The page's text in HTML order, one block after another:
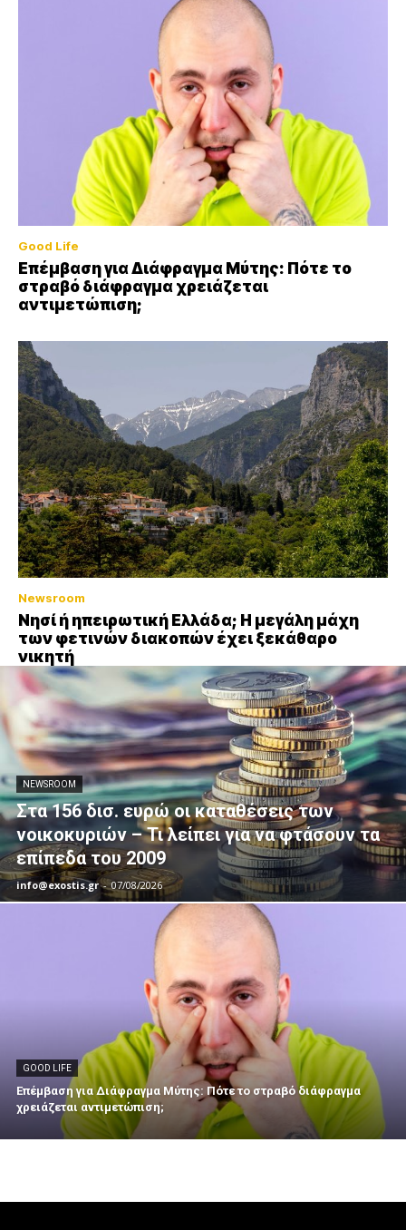
Good Life
Επέμβαση για Διάφραγμα Μύτης: Πότε το
στραβό διάφραγμα χρειάζεται
αντιμετώπιση;
Newsroom
Νησί ή ηπειρωτική Ελλάδα; Η μεγάλη μάχη
των φετινών διακοπών έχει ξεκάθαρο
νικητή
NEWSROOM
Στα 156 δισ. ευρώ οι καταθέσεις των
νοικοκυριών – Τι λείπει για να φτάσουν τα
επίπεδα του 2009
info@exostis.gr - 07/08/2026
GOOD LIFE
Επέμβαση για Διάφραγμα Μύτης: Πότε το στραβό διάφραγμα
χρειάζεται αντιμετώπιση;